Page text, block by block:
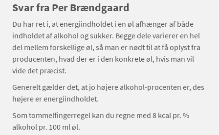
Svar fra Per Brændgaard
Du har ret i, at energiindholdet i en øl afhænger af både
indholdet af alkohol og sukker. Begge dele varierer en hel
del mellem forskellige øl, så man er nødt til at få oplyst fra
producenten, hvad der er i den konkrete øl, hvis man vil
vide det præcist.
Generelt gælder det, at jo højere alkohol-procenten er, des
højere er energiindholdet.
Som tommelfingerregel kan du regne med 8 kcal pr. %
alkohol pr. 100 ml øl.